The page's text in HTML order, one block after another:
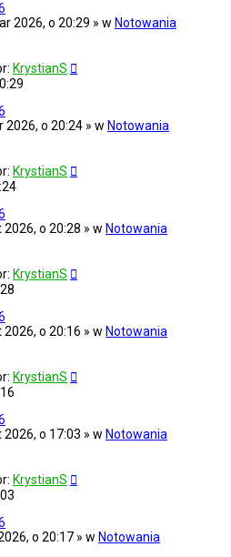
2026, o 20:29 » w Notowania
KrystianS
2026, o 20:24 » w Notowania
KrystianS
2026, o 20:28 » w Notowania
KrystianS
2026, o 20:16 » w Notowania
KrystianS
2026, o 17:03 » w Notowania
KrystianS
o 20:17 » w Notowania